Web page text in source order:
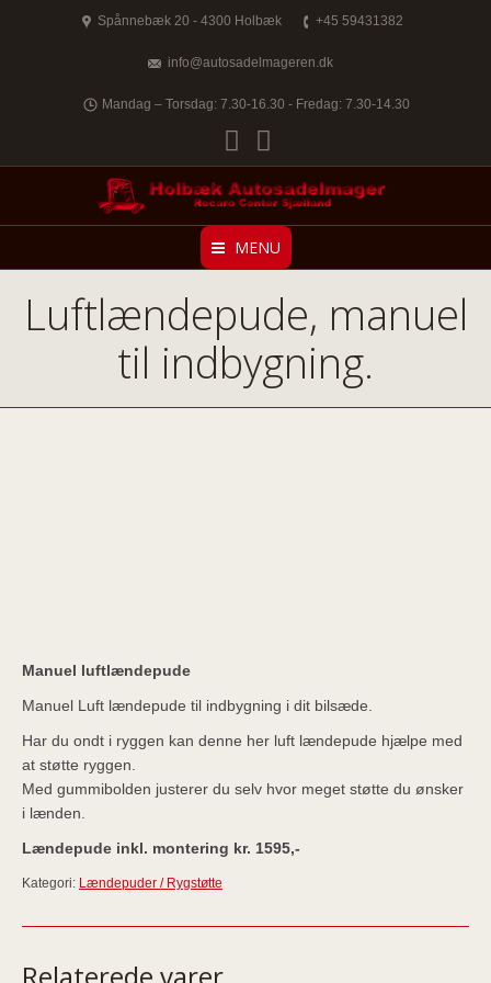
Spånnebæk 20 - 4300 Holbæk +45 59431382
info@autosadelmageren.dk
Mandag – Torsdag: 7.30-16.30 - Fredag: 7.30-14.30
Facebook
MENU
Luftlændepude, manuel
til indbygning.
Manuel luftlændepude
Manuel Luft lændepude til indbygning i dit bilsæde.
Har du ondt i ryggen kan denne her luft lændepude hjælpe med
at støtte ryggen.
Med gummibolden justerer du selv hvor meget støtte du ønsker
i lænden.
Lændepude inkl. montering kr. 1595,-
Kategori: Lændepuder / Rygstøtte